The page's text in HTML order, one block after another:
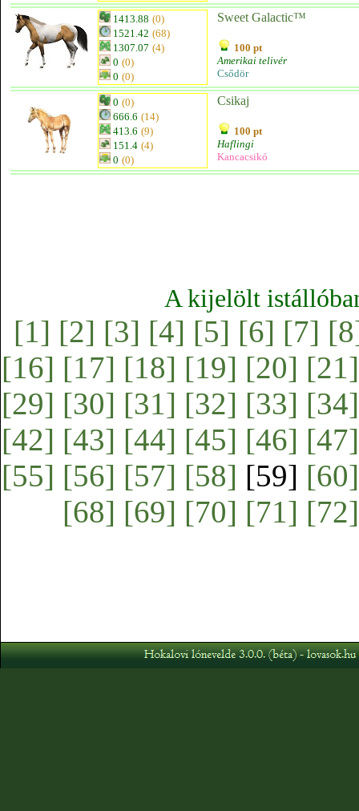
1413.88 (0)
1521.42 (68)
1307.07 (4)
0 (0)
0 (0)
Sweet Galactic™
100 pt
Amerikai telivér
Csődör
0 (0)
666.6 (14)
413.6 (9)
151.4 (4)
0 (0)
Csikaj
100 pt
Haflingi
Kancacsikó
A kijelölt
[1] [2] [3] [4] [5] [6] [7]
[16] [17] [18] [19] [20] [21]
[29] [30] [31] [32] [33] [34]
[42] [43] [44] [45] [46] [47]
[55] [56] [57] [58] [59] [60]
[68] [69] [70] [71] [72]